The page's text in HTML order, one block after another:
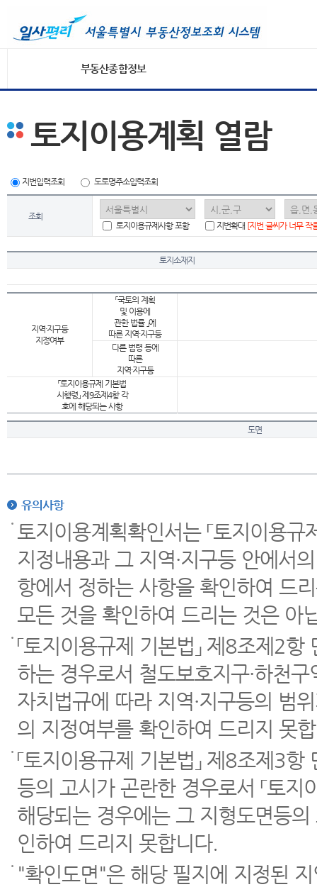
부동산종합정보
토지이용계획 열람
지번입력조회 도로명주소입력조회
조회
토지이용규제사항 포함
지번확대 [지번 글씨가 너무 작
토지소재지
지역·지구등
지정여부
「국토의 계획
및 이용에
관한 법률 」에
따른 지역·지구등
다른 법령 등에
따른
지역·지구등
「토지이용규제 기본법
시행령」 제9조제4항 각
호에 해당되는 사항
도면
유의사항
토지이용계획확인서는 「토지이용
지정내용과 그 지역·지구등 안에서
항에서 정하는 사항을 확인하여 드
모든 것을 확인하여 드리는 것은 아
「토지이용규제 기본법」 제8조제2
하는 경우로서 철도보호지구·하천
자치법규에 따라 지역·지구등의 범
의 지정여부를 확인하여 드리지 못
「토지이용규제 기본법」 제8조제3
등의 고시가 곤란한 경우로서 「토
해당되는 경우에는 그 지형도면등
인하여 드리지 못합니다.
"확인도면"은 해당 필지에 지정된